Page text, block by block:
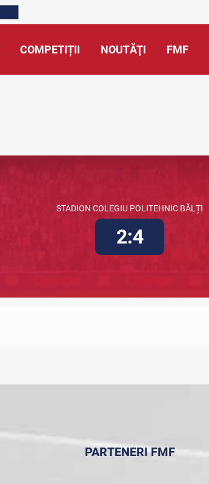
COMPETIȚII NOUTĂŢI FMF
STADION COLEGIU POLITEHNIC BĂLȚI
2:4
PARTENERI FMF